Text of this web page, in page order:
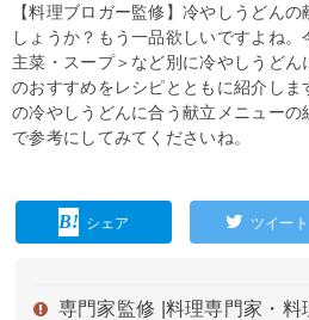
【料理ブロガー監修】冷やしうどん
しょうか？もう一品欲しいですよね。
主菜・スープ＞など別に冷やしうど
のおすすめをレシピとともに紹介しま
の冷やしうどんに合う献立メニュー
で参考にしてみてくださいね。
シェア ツイート
専門家監修 | 料理専門家・料